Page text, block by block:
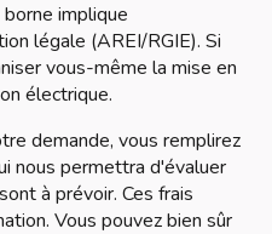
implique
légale (AREI/RGIE). Si
vous-même la mise en
électrique.
demande, vous remplirez
nous permettra d'évaluer
à prévoir. Ces frais
Vous pouvez bien sûr